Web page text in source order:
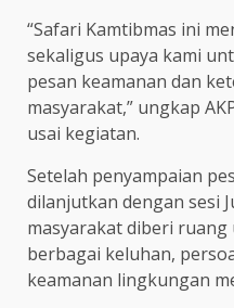
“Safari Kamtibmas ini
sekaligus upaya kami
pesan keamanan dan
masyarakat,” ungkap
usai kegiatan.
Setelah penyampaian
dilanjutkan dengan sesi
masyarakat diberi
berbagai keluhan,
keamanan lingkungan